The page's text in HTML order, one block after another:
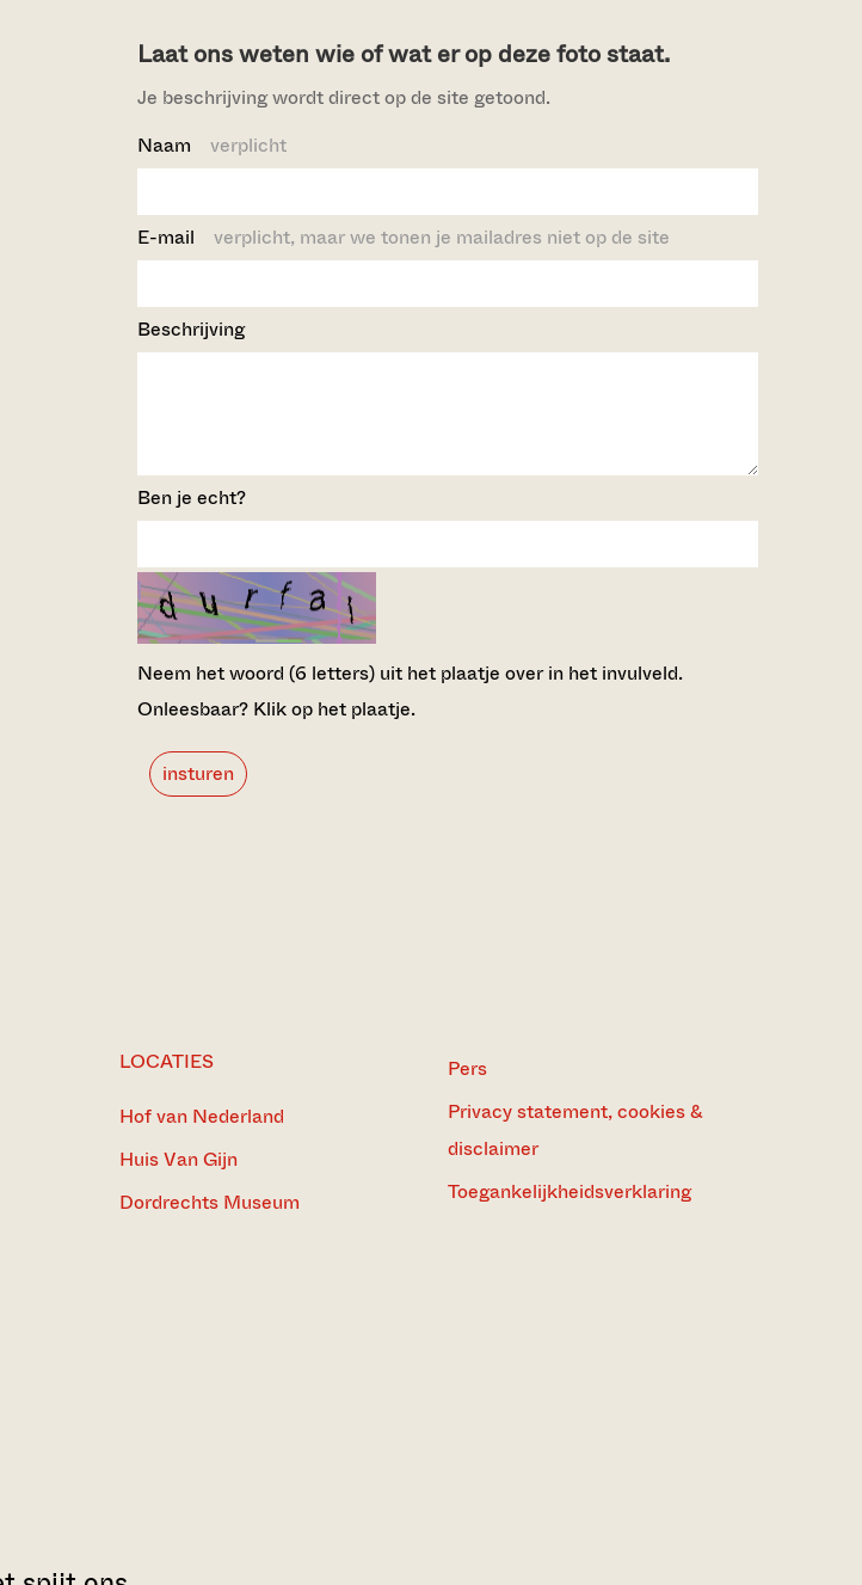
Laat ons weten wie of wat er op deze foto staat.
Je beschrijving wordt direct op de site getoond.
Naam verplicht
E-mail verplicht, maar we tonen je mailadres niet op de site
Beschrijving
Ben je echt?
Neem het woord (6 letters) uit het plaatje over in het invulveld.
Onleesbaar? Klik op het plaatje.
insturen
LOCATIES
Hof van Nederland
Huis Van Gijn
Dordrechts Museum
Pers
Privacy statement, cookies &
disclaimer
Toegankelijkheidsverklaring